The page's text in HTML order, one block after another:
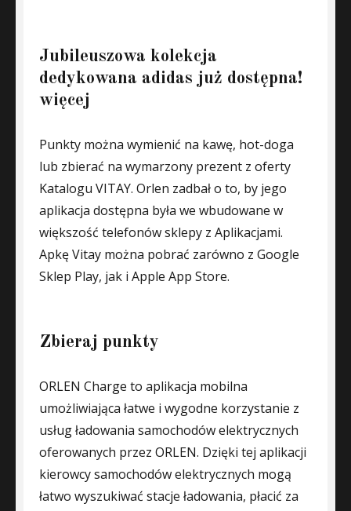
Jubileuszowa kolekcja
dedykowana adidas już dostępna!
więcej
Punkty można wymienić na kawę, hot-doga
lub zbierać na wymarzony prezent z oferty
Katalogu VITAY. Orlen zadbał o to, by jego
aplikacja dostępna była we wbudowane w
większość telefonów sklepy z Aplikacjami.
Apkę Vitay można pobrać zarówno z Google
Sklep Play, jak i Apple App Store.
Zbieraj punkty
ORLEN Charge to aplikacja mobilna
umożliwiająca łatwe i wygodne korzystanie z
usług ładowania samochodów elektrycznych
oferowanych przez ORLEN. Dzięki tej aplikacji
kierowcy samochodów elektrycznych mogą
łatwo wyszukiwać stacje ładowania, płacić za